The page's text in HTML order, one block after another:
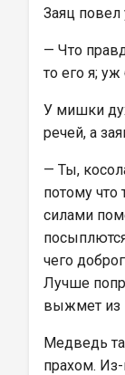
Заяц повел
— Что
то его я;
У мишки
речей, а
— Ты,
потому что
силами
чего
Лучше
выжмет из
Медведь
прахом.